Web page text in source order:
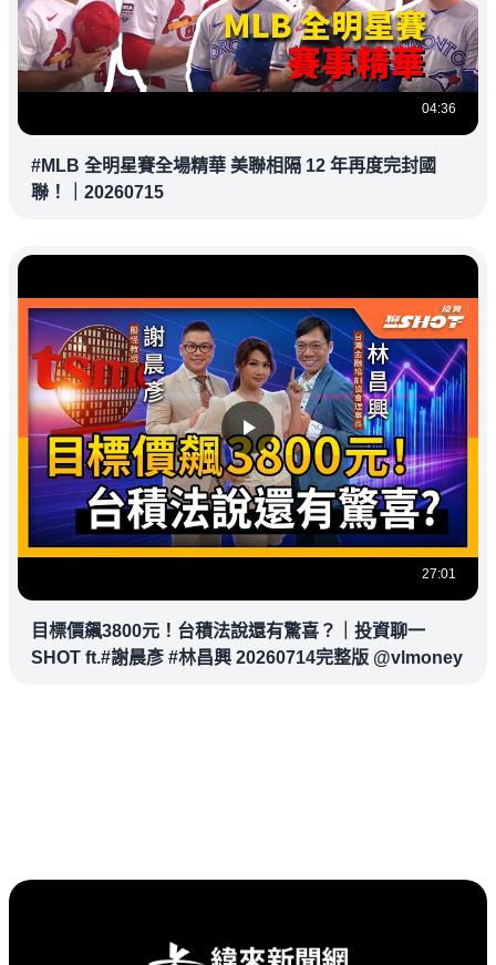
04:36
#MLB 全明星賽全場精華 美聯相隔 12 年再度完封國
聯！｜20260715
27:01
目標價飆3800元！台積法說還有驚喜？｜投資聊一
SHOT ft.#謝晨彥 #林昌興 20260714完整版 @vlmoney